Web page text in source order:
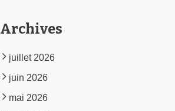
Archives
juillet 2026
juin 2026
mai 2026